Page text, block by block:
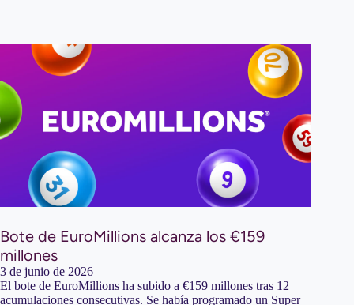
Bote de EuroMillions alcanza los €159
millones
3 de junio de 2026
El bote de EuroMillions ha subido a €159 millones tras 12
acumulaciones consecutivas. Se había programado un Super